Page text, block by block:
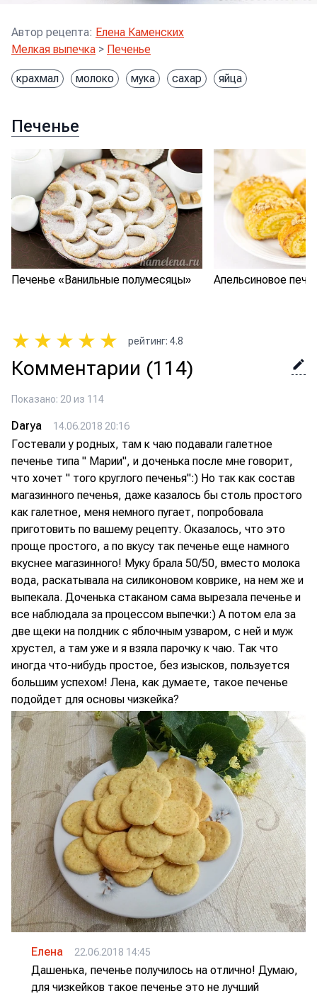
Автор рецепта: Елена Каменских
Мелкая выпечка > Печенье
крахмал молоко мука сахар яйца
Печенье
Печенье «Ванильные полумесяцы» Апельсиновое
★ ★ ★ ★ ★ рейтинг: 4.8
Комментарии (114)
Показано: 20 из 114
Darya 14.06.2018 20:16
Гостевали у родных, там к чаю подавали галетное
печенье типа " Марии", и доченька после мне говорит,
что хочет " того круглого печенья":) Но так как состав
магазинного печенья, даже казалось бы столь простого
как галетное, меня немного пугает, попробовала
приготовить по вашему рецепту. Оказалось, что это
проще простого, а по вкусу так печенье еще намного
вкуснее магазинного! Муку брала 50/50, вместо молока
вода, раскатывала на силиконовом коврике, на нем же и
выпекала. Доченька стаканом сама вырезала печенье и
все наблюдала за процессом выпечки:) А потом ела за
две щеки на полдник с яблочным узваром, с ней и муж
хрустел, а там уже и я взяла парочку к чаю. Так что
иногда что-нибудь простое, без изысков, пользуется
большим успехом! Лена, как думаете, такое печенье
подойдет для основы чизкейка?
Елена 22.06.2018 14:45
Дашенька, печенье получилось на отлично! Думаю,
для чизкейков такое печенье это не лучший